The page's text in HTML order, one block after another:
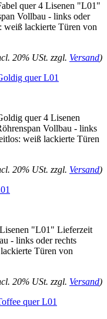
quer 4 Lisenen "L01"
Vollbau - links oder
weiß lackierte Türen von
20% USt. zzgl. Versand)
quer L01
quer 4 Lisenen
Vollbau - links
weiß lackierte Türen
20% USt. zzgl. Versand)
"L01" Lieferzeit
- links oder rechts
Türen von
20% USt. zzgl. Versand)
quer L01